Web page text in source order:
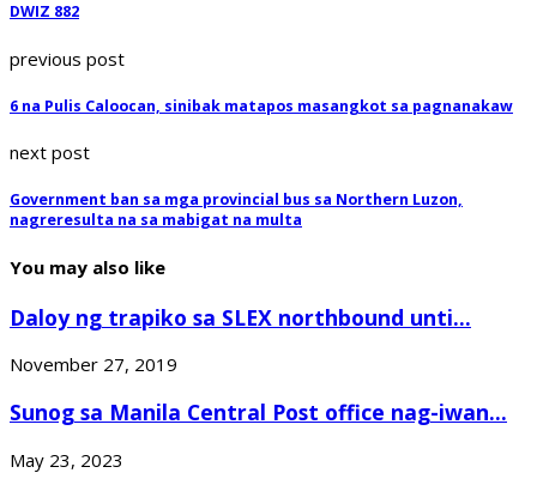
DWIZ 882
previous post
6 na Pulis Caloocan, sinibak matapos masangkot sa pagnanakaw
next post
Government ban sa mga provincial bus sa Northern Luzon,
nagreresulta na sa mabigat na multa
You may also like
Daloy ng trapiko sa SLEX northbound unti...
November 27, 2019
Sunog sa Manila Central Post office nag-iwan...
May 23, 2023